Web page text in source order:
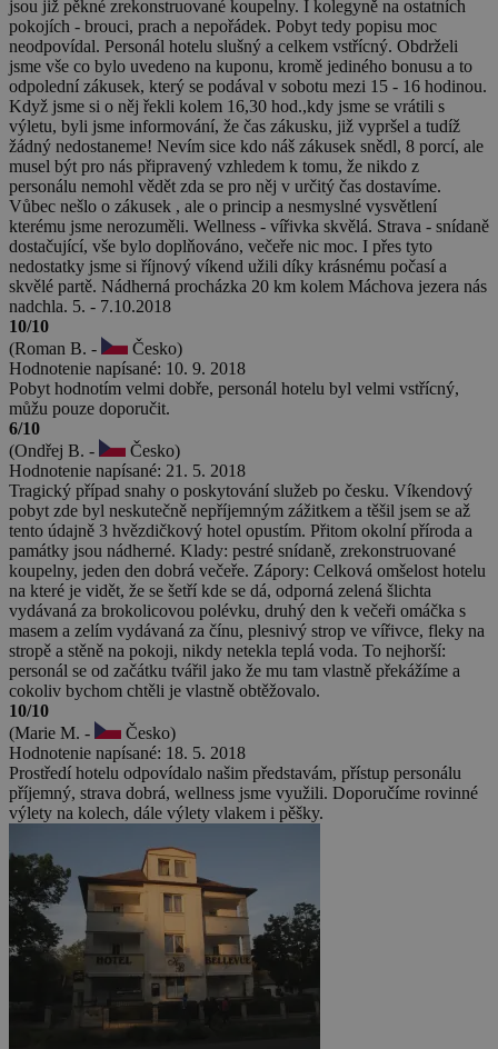
jsou již pěkné zrekonstruované koupelny. I kolegyně na ostatních
pokojích - brouci, prach a nepořádek. Pobyt tedy popisu moc
neodpovídal. Personál hotelu slušný a celkem vstřícný. Obdrželi
jsme vše co bylo uvedeno na kuponu, kromě jediného bonusu a to
odpolední zákusek, který se podával v sobotu mezi 15 - 16 hodinou.
Když jsme si o něj řekli kolem 16,30 hod.,kdy jsme se vrátili s
výletu, byli jsme informování, že čas zákusku, již vypršel a tudíž
žádný nedostaneme! Nevím sice kdo náš zákusek snědl, 8 porcí, ale
musel být pro nás připravený vzhledem k tomu, že nikdo z
personálu nemohl vědět zda se pro něj v určitý čas dostavíme.
Vůbec nešlo o zákusek , ale o princip a nesmyslné vysvětlení
kterému jsme nerozuměli. Wellness - vířivka skvělá. Strava - snídaně
dostačující, vše bylo doplňováno, večeře nic moc. I přes tyto
nedostatky jsme si říjnový víkend užili díky krásnému počasí a
skvělé partě. Nádherná procházka 20 km kolem Máchova jezera nás
nadchla. 5. - 7.10.2018
10/10
(Roman B. -
Česko)
Hodnotenie napísané: 10. 9. 2018
Pobyt hodnotím velmi dobře, personál hotelu byl velmi vstřícný,
můžu pouze doporučit.
6/10
(Ondřej B. -
Česko)
Hodnotenie napísané: 21. 5. 2018
Tragický případ snahy o poskytování služeb po česku. Víkendový
pobyt zde byl neskutečně nepříjemným zážitkem a těšil jsem se až
tento údajně 3 hvězdičkový hotel opustím. Přitom okolní příroda a
památky jsou nádherné. Klady: pestré snídaně, zrekonstruované
koupelny, jeden den dobrá večeře. Zápory: Celková omšelost hotelu
na které je vidět, že se šetří kde se dá, odporná zelená šlichta
vydávaná za brokolicovou polévku, druhý den k večeři omáčka s
masem a zelím vydávaná za čínu, plesnivý strop ve vířivce, fleky na
stropě a stěně na pokoji, nikdy netekla teplá voda. To nejhorší:
personál se od začátku tvářil jako že mu tam vlastně překážíme a
cokoliv bychom chtěli je vlastně obtěžovalo.
10/10
(Marie M. -
Česko)
Hodnotenie napísané: 18. 5. 2018
Prostředí hotelu odpovídalo našim představám, přístup personálu
příjemný, strava dobrá, wellness jsme využili. Doporučíme rovinné
výlety na kolech, dále výlety vlakem i pěšky.